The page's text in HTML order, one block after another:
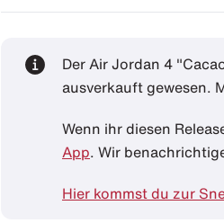
Der Air Jordan 4
ausverkauft gewesen.
Wenn ihr diesen
App . Wir
Hier kommst du zur